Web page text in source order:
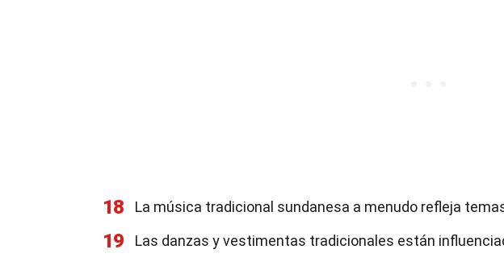
18 La música tradicional sundanesa a menudo refleja
19 Las danzas y vestimentas tradicionales están